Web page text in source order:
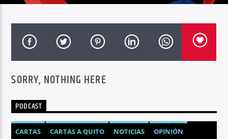
Radio hola
SORRY, NOTHING HERE
PODCAST
CARTAS CARTAS A QUITO NOTICIAS OPINIÓN